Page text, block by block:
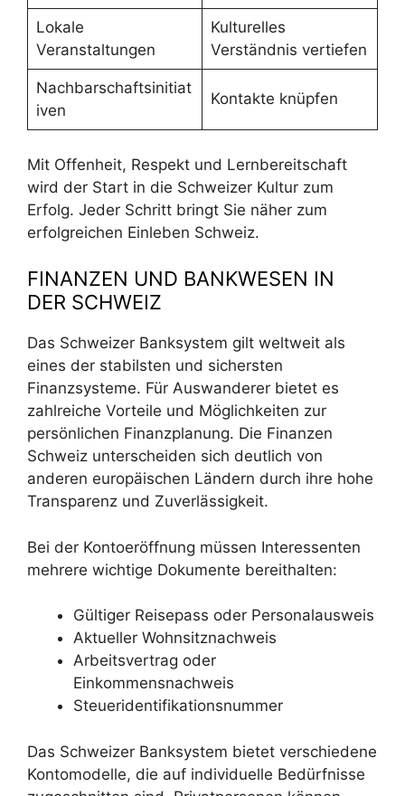
Lokale
Veranstaltungen
Kulturelles
Verständnis vertiefen
Nachbarschaftsinitiat
iven
Kontakte knüpfen
Mit Offenheit, Respekt und Lernbereitschaft
wird der Start in die Schweizer Kultur zum
Erfolg. Jeder Schritt bringt Sie näher zum
erfolgreichen Einleben Schweiz.
FINANZEN UND BANKWESEN IN
DER SCHWEIZ
Das Schweizer Banksystem gilt weltweit als
eines der stabilsten und sichersten
Finanzsysteme. Für Auswanderer bietet es
zahlreiche Vorteile und Möglichkeiten zur
persönlichen Finanzplanung. Die Finanzen
Schweiz unterscheiden sich deutlich von
anderen europäischen Ländern durch ihre hohe
Transparenz und Zuverlässigkeit.
Bei der Kontoeröffnung müssen Interessenten
mehrere wichtige Dokumente bereithalten:
Gültiger Reisepass oder Personalausweis
Aktueller Wohnsitznachweis
Arbeitsvertrag oder
Einkommensnachweis
Steueridentifikationsnummer
Das Schweizer Banksystem bietet verschiedene
Kontomodelle, die auf individuelle Bedürfnisse